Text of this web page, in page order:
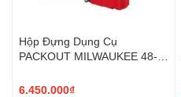
Hộp Đựng Dụng Cụ
PACKOUT MILWAUKEE 48-
6.450.000₫